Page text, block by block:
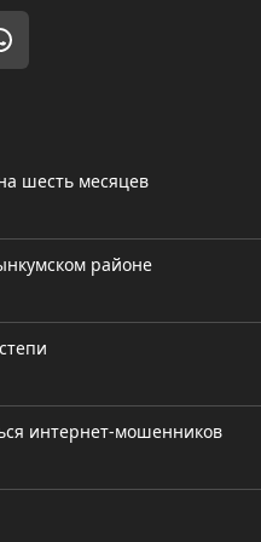
шесть месяцев
районе
интернет-мошенников